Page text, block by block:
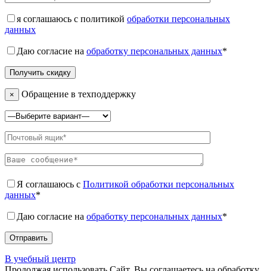
я соглашаюсь с политикой обработки персональных
данных
Даю согласие на обработку персональных данных*
× Обращение в техподдержку
Я соглашаюсь с Политикой обработки персональных
данных*
Даю согласие на обработку персональных данных*
В учебный центр